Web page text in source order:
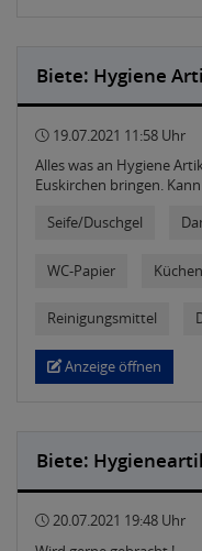
Biete: Hygiene
19.07.2021 11:58 Uhr
Alles was an Hygiene
Euskirchen bringen.
Seife/Duschgel
WC-Papier
Reinigungsmittel
Anzeige öffnen
Biete:
20.07.2021 19:48 Uhr